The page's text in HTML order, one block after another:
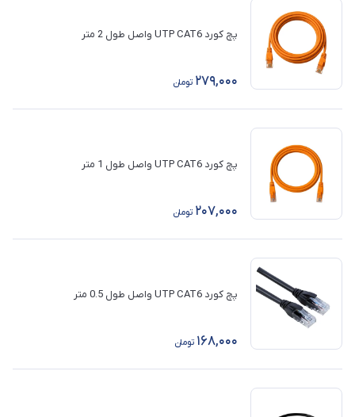
پچ کورد UTP CAT6 واصل طول 2 متر
279,000 تومان
پچ کورد UTP CAT6 واصل طول 1 متر
207,000 تومان
پچ کورد UTP CAT6 واصل طول 0.5 متر
168,000 تومان